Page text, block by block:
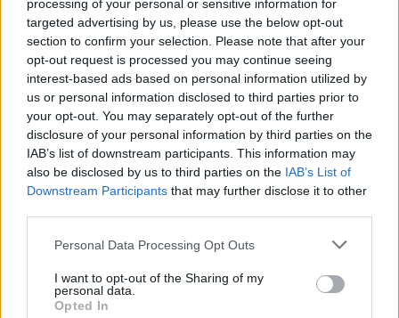
processing of your personal or sensitive information for
targeted advertising by us, please use the below opt-out
section to confirm your selection. Please note that after your
opt-out request is processed you may continue seeing
interest-based ads based on personal information utilized by
us or personal information disclosed to third parties prior to
your opt-out. You may separately opt-out of the further
disclosure of your personal information by third parties on the
IAB’s list of downstream participants. This information may
also be disclosed by us to third parties on the IAB’s List of
Downstream Participants that may further disclose it to other
Personal Data Processing Opt Outs
I want to opt-out of the Sharing of my
personal data.
Opted In